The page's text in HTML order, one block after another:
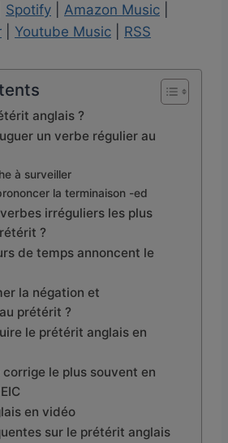
Spotify Amazon Music
Youtube Music RSS
anglais ?
un verbe régulier au
à surveiller
la terminaison -ed
irréguliers les plus
?
de temps annoncent le
la négation et
prétérit ?
le prétérit anglais en
corrige le plus souvent en
en vidéo
sur le prétérit anglais